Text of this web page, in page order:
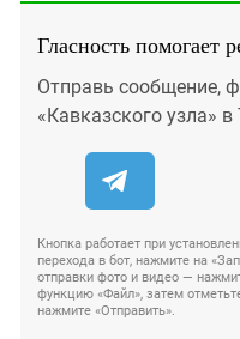
Гласность помогает
Отправь сообщение,
«Кавказского узла» в
Кнопка работает при
перехода в бот, нажмите на
отправки фото и видео —
функцию «Файл», затем
нажмите «Отправить».